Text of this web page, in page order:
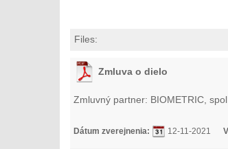
Files:
Zmluva o dielo
Zmluvný partner: BIOMETRIC, spol
Dátum zverejnenia: 12-11-2021